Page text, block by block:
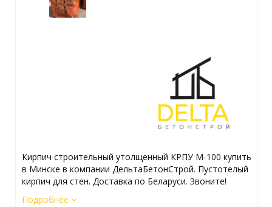
Кирпич строительный утолщенный КРПУ М-100 купить
в Минске в компании ДельтаБетонСтрой. Пустотелый
кирпич для стен. Доставка по Беларуси. Звоните!
Подробнее